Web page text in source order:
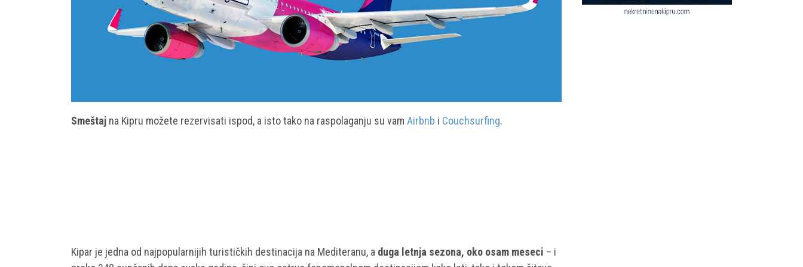
Smeštajna Kipru možete rezervisati ispod, a isto tako na raspolaganju su vam Airbnb i Couchsurfing.
Kipar je jedna od najpopularnijih turističkih destinacija na Mediteranu, a duga letnja sezona, oko osam meseci – i